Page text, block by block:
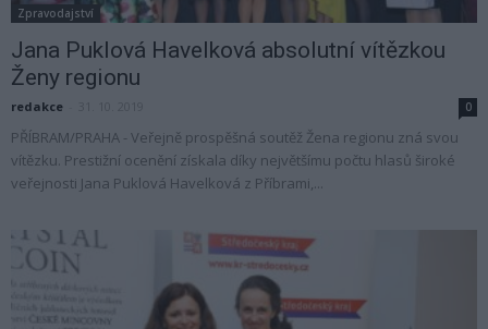
Zpravodajství
Jana Puklová Havelková absolutní vítězkou
Ženy regionu
redakce 0
PŘÍBRAM/PRAHA - Veřejně prospěšná soutěž Žena regionu zná svou
vítězku. Prestižní ocenění získala díky největšímu počtu hlasů široké
veřejnosti Jana Puklová Havelková z Příbrami,...